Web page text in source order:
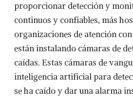
proporcionar detección y
continuos y confiables, más
organizaciones de atención
están instalando cámaras de
caídas. Estas cámaras de
inteligencia artificial para
se ha caído y dar una alarma